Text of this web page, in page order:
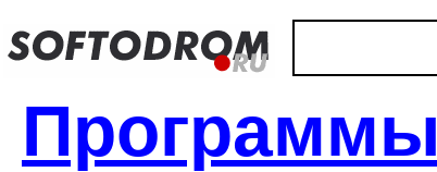
Программы